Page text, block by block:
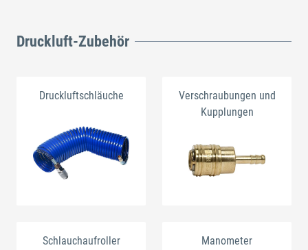
Druckluft-Zubehör
Druckluftschläuche
Verschraubungen und
Kupplungen
Schlauchaufroller Manometer